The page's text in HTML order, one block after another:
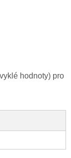
hodnoty) pro